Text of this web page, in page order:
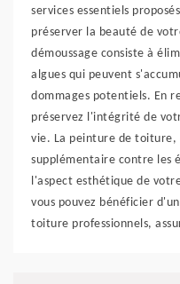
services essentiels
préserver la beauté de
démoussage consiste à
algues qui peuvent
dommages potentiels. En
préservez l'intégrité de
vie. La peinture de
supplémentaire contre les
l'aspect esthétique de
vous pouvez bénéficier
toiture professionnels,